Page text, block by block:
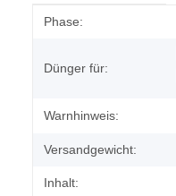
Produkteigenschaft
Wert
Phase:
Dünger für:
Warnhinweis:
Versandgewicht:
Inhalt: